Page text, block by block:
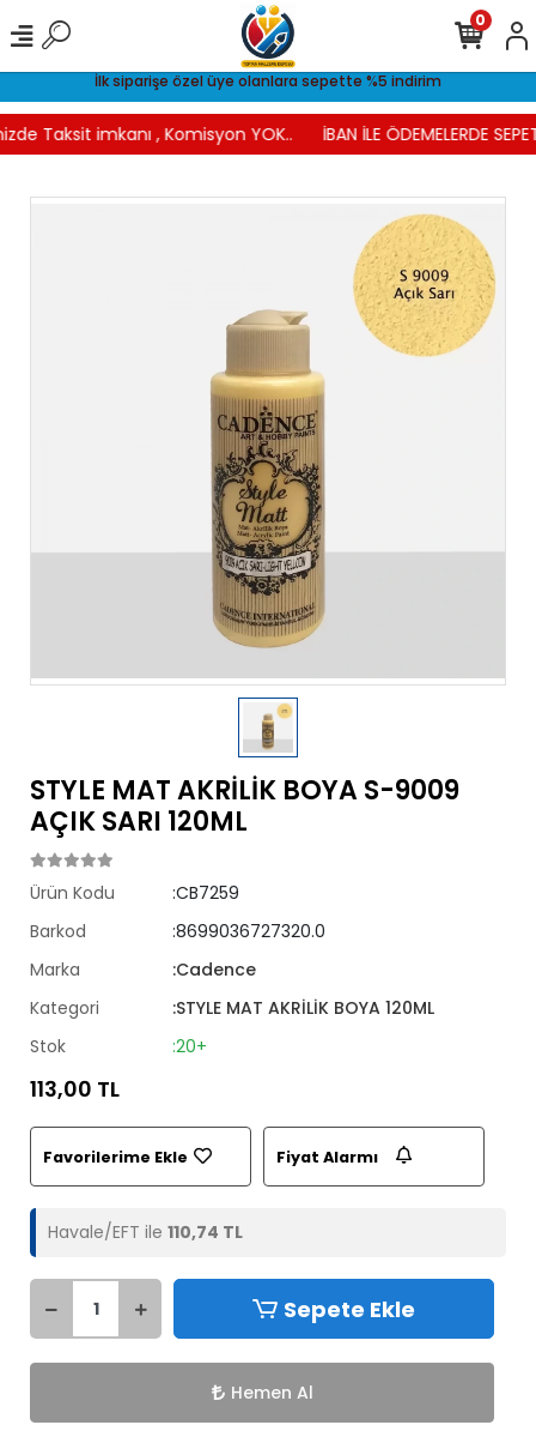
İlk siparişe özel üye olanlara sepette %5 indirim
Taksit imkanı , Komisyon YOK.. İBAN İLE ÖDEMELERDE
0
STYLE MAT AKRİLİK BOYA S-9009
AÇIK SARI 120ML
Ürün Kodu
:CB7259
Barkod
:8699036727320.0
Marka
:Cadence
Kategori
:STYLE MAT AKRİLİK BOYA 120ML
Stok
:20+
113,00 TL
Favorilerime Ekle Fiyat Alarmı
Havale/EFT ile 110,74 TL
Sepete Ekle
Hemen Al